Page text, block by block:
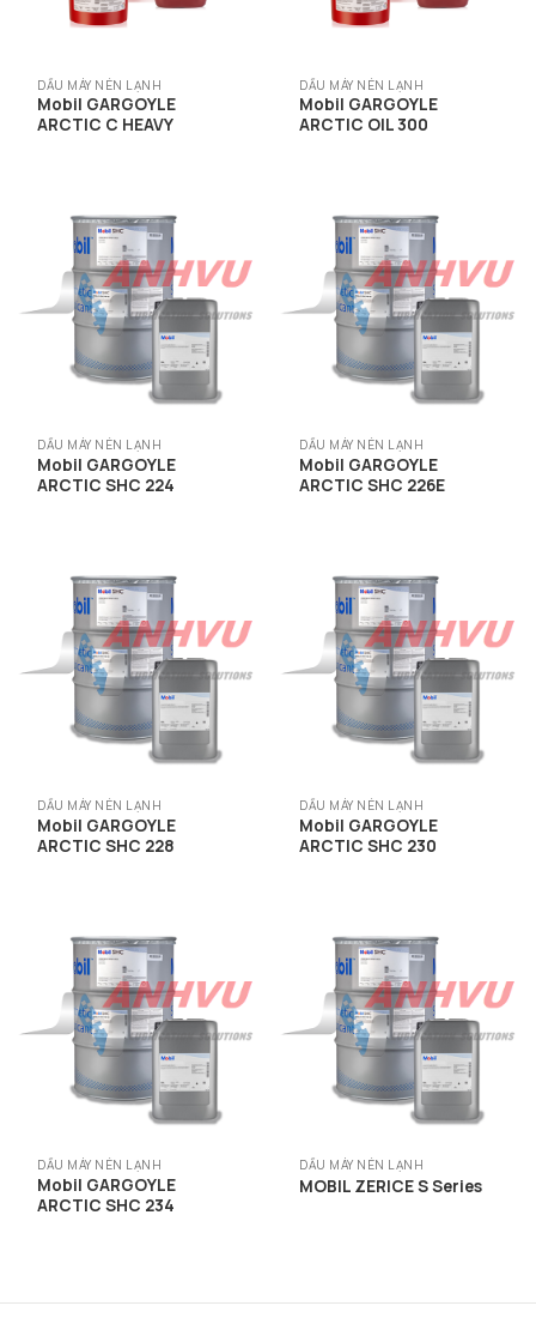
DẦU MÁY NÉN LẠNH
Mobil GARGOYLE
ARCTIC C HEAVY
DẦU MÁY NÉN LẠNH
Mobil GARGOYLE
ARCTIC OIL 300
DẦU MÁY NÉN LẠNH
Mobil GARGOYLE
ARCTIC SHC 224
DẦU MÁY NÉN LẠNH
Mobil GARGOYLE
ARCTIC SHC 226E
DẦU MÁY NÉN LẠNH
Mobil GARGOYLE
ARCTIC SHC 228
DẦU MÁY NÉN LẠNH
Mobil GARGOYLE
ARCTIC SHC 230
DẦU MÁY NÉN LẠNH
Mobil GARGOYLE
ARCTIC SHC 234
DẦU MÁY NÉN LẠNH
MOBIL ZERICE S Series